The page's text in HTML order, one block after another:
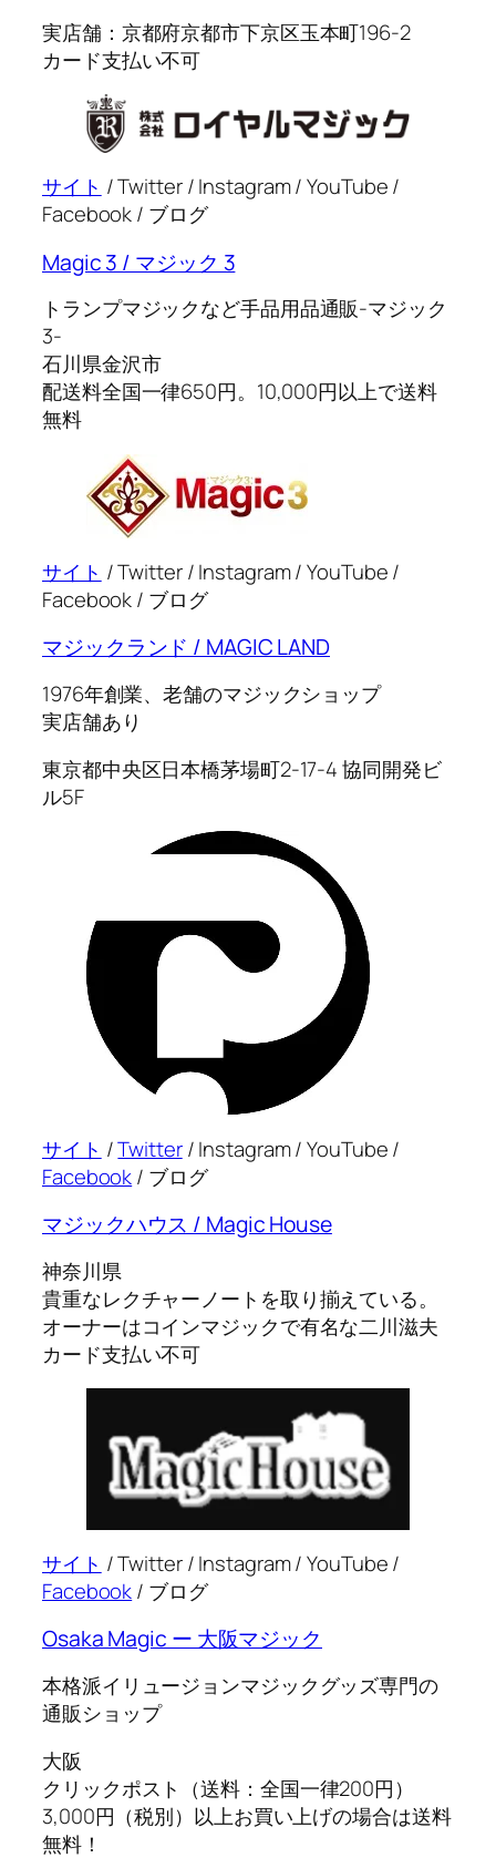
実店舗：京都府京都市下京区玉本町196-2
カード支払い不可
サイト / Twitter / Instagram / YouTube /
Facebook / ブログ
Magic 3 / マジック 3
トランプマジックなど手品用品通販-マジック
3-
石川県金沢市
配送料全国一律650円。10,000円以上で送料
無料
サイト / Twitter / Instagram / YouTube /
Facebook / ブログ
マジックランド / MAGIC LAND
1976年創業、老舗のマジックショップ
実店舗あり
東京都中央区日本橋茅場町2-17-4 協同開発ビ
ル5F
サイト /Twitter/ Instagram / YouTube /
Facebook/ ブログ
マジックハウス / Magic House
神奈川県
貴重なレクチャーノートを取り揃えている。
オーナーはコインマジックで有名な二川滋夫
カード支払い不可
サイト / Twitter / Instagram / YouTube /
Facebook/ ブログ
Osaka Magic ー 大阪マジック
本格派イリュージョンマジックグッズ専門の
通販ショップ
大阪
クリックポスト（送料：全国一律200円）
3,000円（税別）以上お買い上げの場合は送料
無料！